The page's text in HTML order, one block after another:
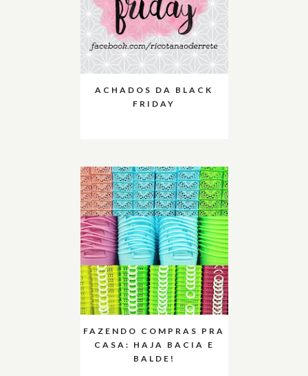
ACHADOS DA BLACK
FRIDAY
FAZENDO COMPRAS PRA
CASA: HAJA BACIA E
BALDE!